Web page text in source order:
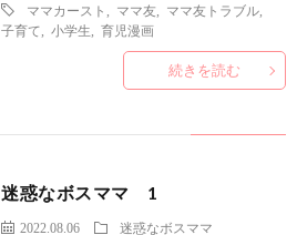
ママカースト
ママ友 ママ友トラブル
子育て
,小学生 ,育児漫画
続きを読む
迷惑なボスママ 1
2022.08.06
迷惑なボスママ